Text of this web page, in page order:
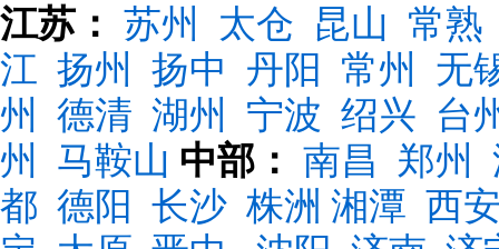
江苏： 苏州 太仓 昆山 常熟
江 扬州 扬中 丹阳 常州
无
州
德清 湖州 宁波 绍兴 台
州
马鞍山 中部： 南昌 郑州
都 德阳 长沙 株洲 湘潭 西